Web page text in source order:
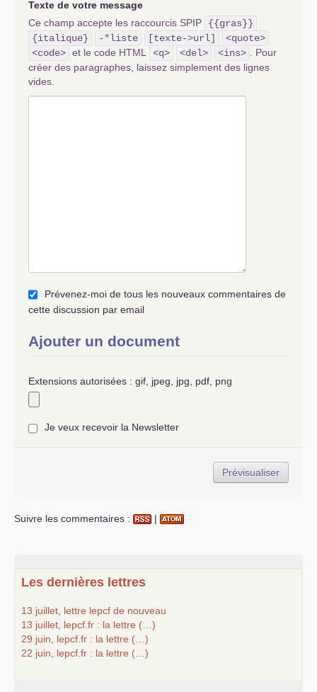
Texte de votre message
Ce champ accepte les raccourcis SPIP
{{gras}}
{italique}
-*liste [texte->url]
<quote>
<code> et le code HTML <q> <del> <ins>
. Pour
créer des paragraphes, laissez simplement des lignes
vides.
Prévenez-moi de tous les nouveaux commentaires de
cette discussion par email
Ajouter un document
Extensions autorisées : gif, jpeg, jpg, pdf, png
Je veux recevoir la Newsletter
Suivre les commentaires : |
Les dernières lettres
13 juillet, lettre lepcf de nouveau
13 juillet, lepcf.fr : la lettre (…)
29 juin, lepcf.fr : la lettre (…)
22 juin, lepcf.fr : la lettre (…)